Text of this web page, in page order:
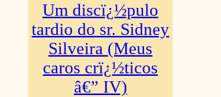
Um discï¿½pulo
tardio do sr. Sidney
Silveira (Meus
caros crï¿½ticos
â€” IV)